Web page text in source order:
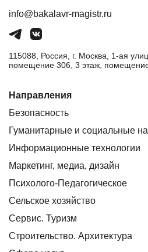
info@bakalavr-magistr.ru
115088, Россия, г. Москва, 1-ая
помещение 306, 3 этаж,
Направления
Безопасность
Гуманитарные и социальные
Информационные технологии
Маркетинг, медиа, дизайн
Психолого-Педагогическое
Сельское хозяйство
Сервис. Туризм
Строительство. Архитектура